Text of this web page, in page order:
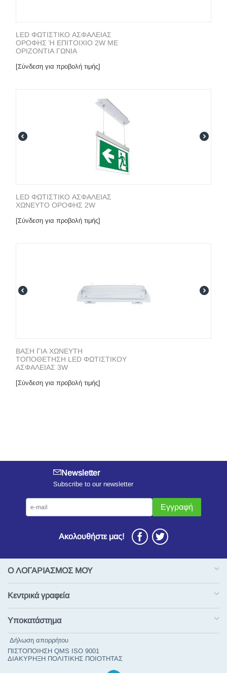
LED ΦΩΤΙΣΤΙΚΟ ΑΣΦΑΛΕΙΑΣ
ΟΡΟΦΗΣ Ή ΕΠΙΤΟΙΧΙΟ 2W ΜΕ
ΟΡΙΖΟΝΤΙΑ ΓΩΝΙΑ
[Σύνδεση για προβολή τιμής]
LED ΦΩΤΙΣΤΙΚΟ ΑΣΦΑΛΕΙΑΣ
ΧΩΝΕΥΤΟ ΟΡΟΦΗΣ 2W
[Σύνδεση για προβολή τιμής]
ΒΑΣΗ ΓΙΑ ΧΩΝΕΥΤΗ
ΤΟΠΟΘΕΤΗΣΗ LED ΦΩΤΙΣΤΙΚΟΥ
ΑΣΦΑΛΕΙΑΣ 3W
[Σύνδεση για προβολή τιμής]
Newsletter
Subscribe to our newsletter
Εγγραφή
Ακολουθήστε μας!
Ο ΛΟΓΑΡΙΑΣΜΟΣ ΜΟΥ
Κεντρικά γραφεία
Υποκατάστημα
Δήλωση απορρήτου
ΠΙΣΤΟΠΟΙΗΣΗ QMS ISO 9001
ΔΙΑΚΥΡΗΞΗ ΠΟΛΙΤΙΚΗΣ ΠΟΙΟΤΗΤΑΣ